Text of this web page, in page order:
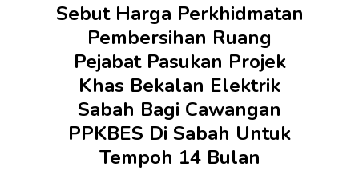
Sebut Harga Perkhidmatan
Pembersihan Ruang
Pejabat Pasukan Projek
Khas Bekalan Elektrik
Sabah Bagi Cawangan
PPKBES Di Sabah Untuk
Tempoh 14 Bulan